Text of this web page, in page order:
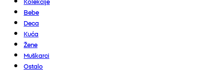
Bebe
Deca
Kuća
Žene
Muškarci
Ostalo